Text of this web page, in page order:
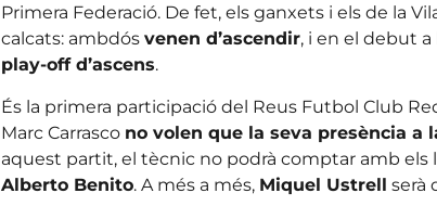
Primera Federació. De fet, els ganxets i els de la
calcats: ambdós venen d’ascendir, i en el debut a
play-off d’ascens.
És la primera participació del Reus Futbol Club
Marc Carrasco no volen que la seva presència a
aquest partit, el tècnic no podrà comptar amb els
Alberto Benito. A més a més, Miquel Ustrell serà